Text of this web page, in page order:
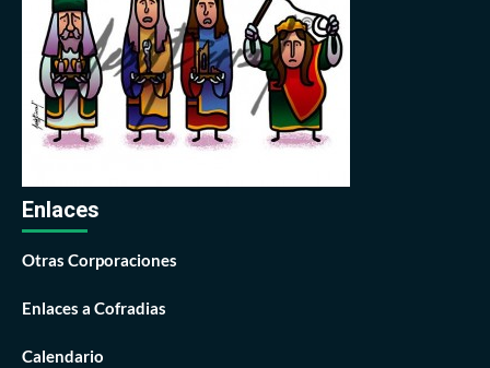
Enlaces
Otras Corporaciones
Enlaces a Cofradias
Calendario